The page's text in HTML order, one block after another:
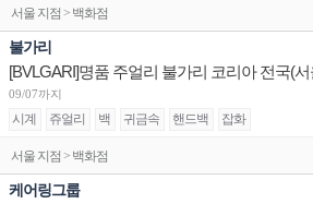
서울 지점 > 백화점
불가리
09/07까지
시계 쥬얼리 백 귀금속 핸드백 잡화
서울 지점 > 백화점
케어링그룹